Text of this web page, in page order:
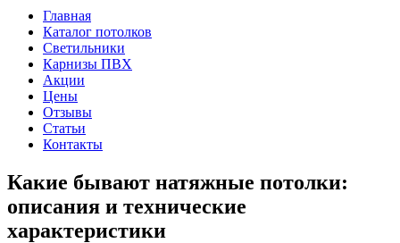
Главная
Каталог потолков
Светильники
Карнизы ПВХ
Акции
Цены
Отзывы
Статьи
Контакты
Какие бывают натяжные потолки:
описания и технические
характеристики